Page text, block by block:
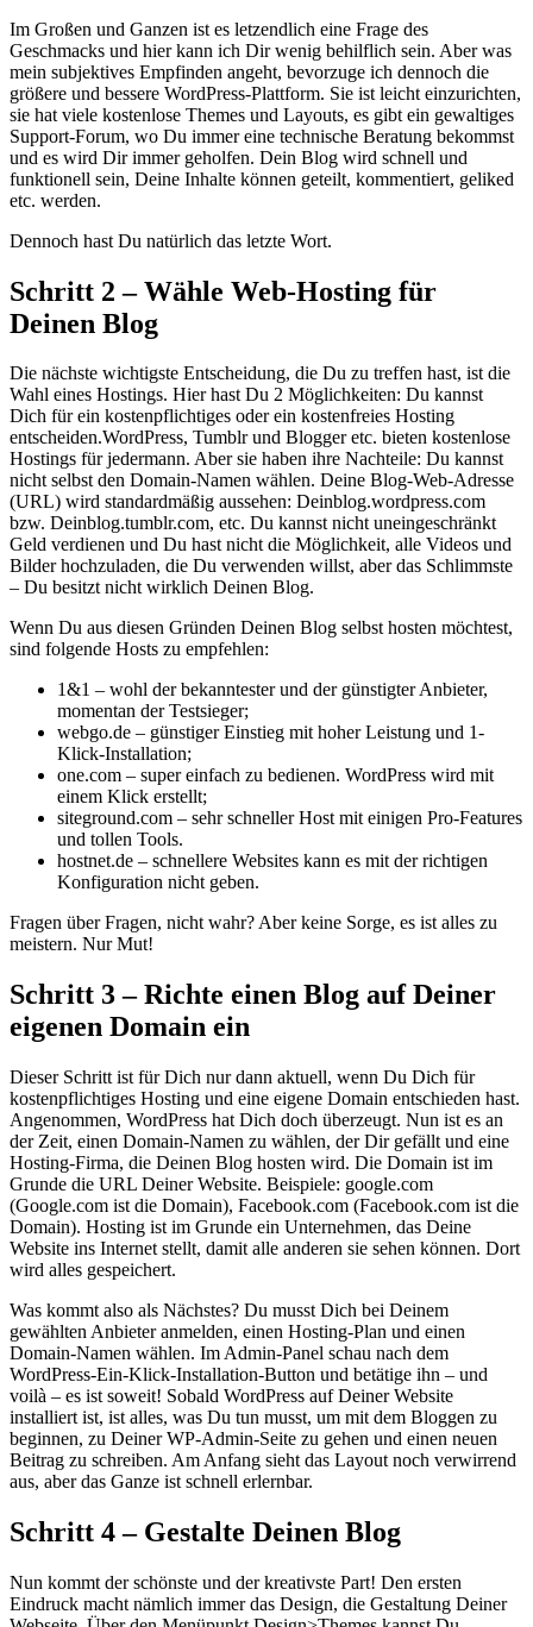
Im Großen und Ganzen ist es letzendlich eine Frage des
Geschmacks und hier kann ich Dir wenig behilflich sein. Aber was
mein subjektives Empfinden angeht, bevorzuge ich dennoch die
größere und bessere WordPress-Plattform. Sie ist leicht einzurichten,
sie hat viele kostenlose Themes und Layouts, es gibt ein gewaltiges
Support-Forum, wo Du immer eine technische Beratung bekommst
und es wird Dir immer geholfen. Dein Blog wird schnell und
funktionell sein, Deine Inhalte können geteilt, kommentiert, geliked
etc. werden.
Dennoch hast Du natürlich das letzte Wort.
Schritt 2 – Wähle Web-Hosting für
Deinen Blog
Die nächste wichtigste Entscheidung, die Du zu treffen hast, ist die
Wahl eines Hostings. Hier hast Du 2 Möglichkeiten: Du kannst
Dich für ein kostenpflichtiges oder ein kostenfreies Hosting
entscheiden.WordPress, Tumblr und Blogger etc. bieten kostenlose
Hostings für jedermann. Aber sie haben ihre Nachteile: Du kannst
nicht selbst den Domain-Namen wählen. Deine Blog-Web-Adresse
(URL) wird standardmäßig aussehen: Deinblog.wordpress.com
bzw. Deinblog.tumblr.com, etc. Du kannst nicht uneingeschränkt
Geld verdienen und Du hast nicht die Möglichkeit, alle Videos und
Bilder hochzuladen, die Du verwenden willst, aber das Schlimmste
– Du besitzt nicht wirklich Deinen Blog.
Wenn Du aus diesen Gründen Deinen Blog selbst hosten möchtest,
sind folgende Hosts zu empfehlen:
1&1 – wohl der bekanntester und der günstigter Anbieter,
momentan der Testsieger;
webgo.de – günstiger Einstieg mit hoher Leistung und 1-
Klick-Installation;
one.com – super einfach zu bedienen. WordPress wird mit
einem Klick erstellt;
siteground.com – sehr schneller Host mit einigen Pro-Features
und tollen Tools.
hostnet.de – schnellere Websites kann es mit der richtigen
Konfiguration nicht geben.
Fragen über Fragen, nicht wahr? Aber keine Sorge, es ist alles zu
meistern. Nur Mut!
Schritt 3 – Richte einen Blog auf Deiner
eigenen Domain ein
Dieser Schritt ist für Dich nur dann aktuell, wenn Du Dich für
kostenpflichtiges Hosting und eine eigene Domain entschieden hast.
Angenommen, WordPress hat Dich doch überzeugt. Nun ist es an
der Zeit, einen Domain-Namen zu wählen, der Dir gefällt und eine
Hosting-Firma, die Deinen Blog hosten wird. Die Domain ist im
Grunde die URL Deiner Website. Beispiele: google.com
(Google.com ist die Domain), Facebook.com (Facebook.com ist die
Domain). Hosting ist im Grunde ein Unternehmen, das Deine
Website ins Internet stellt, damit alle anderen sie sehen können. Dort
wird alles gespeichert.
Was kommt also als Nächstes? Du musst Dich bei Deinem
gewählten Anbieter anmelden, einen Hosting-Plan und einen
Domain-Namen wählen. Im Admin-Panel schau nach dem
WordPress-Ein-Klick-Installation-Button und betätige ihn – und
voilà – es ist soweit! Sobald WordPress auf Deiner Website
installiert ist, ist alles, was Du tun musst, um mit dem Bloggen zu
beginnen, zu Deiner WP-Admin-Seite zu gehen und einen neuen
Beitrag zu schreiben. Am Anfang sieht das Layout noch verwirrend
aus, aber das Ganze ist schnell erlernbar.
Schritt 4 – Gestalte Deinen Blog
Nun kommt der schönste und der kreativste Part! Den ersten
Eindruck macht nämlich immer das Design, die Gestaltung Deiner